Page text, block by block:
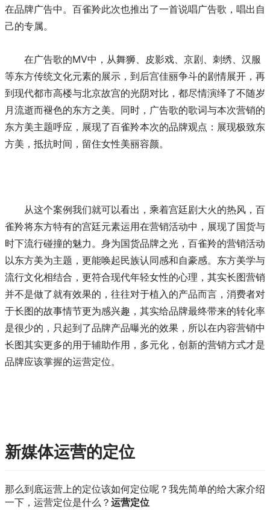
在品牌广告中。百雀羚此次也推出了一首说唱广告歌，唱出自
己的专属。
在广告歌的MV中，从舞狮、皮影戏、京剧、刺绣、汉服
等东方传统文化元素的展示，到后宫佳丽争斗的剧情展开，再
到现代都市高楼与北京故宫的光阴对比，都尽情演绎了不随岁
月流逝而褪色的东方之美。同时，广告歌的歌词与本次营销的
东方美主题呼应，展现了百雀羚本次的品牌观点：展现极致东
方美，抵抗时间，留住女性美丽容颜。
从这个案例我们就可以看出，乘着宫廷剧大火的热风，百
雀羚将东方特有的宫廷元素运用在营销活动中，展现了国货与
时下流行碰撞的魅力。身为国货品牌之光，百雀羚的营销活动
以东方美为主题，更能唤起民族认同感和自豪感。东方美学与
流行文化相结合，更符合现代年轻女性的心理，其实长图营销
并不是做了就有效果的，往往对于植入的产品而言，消费者对
于长图的故事情节更为感兴趣，其实给品牌最终带来的转化率
是很少的，只起到了品牌产品曝光的效果，所以在内容营销中
长图其实更多的用于辅助作用，多元化，创新的营销方式才是
品牌应该掌握的运营定位。
新媒体运营的定位
那么到底运营上的定位该如何定位呢？我先简单的给大家介绍
一下，运营定位是什么？ 运营定位